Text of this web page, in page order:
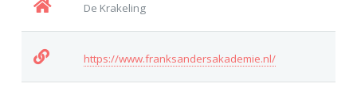
De Krakeling
https://www.franksandersakademie.nl/